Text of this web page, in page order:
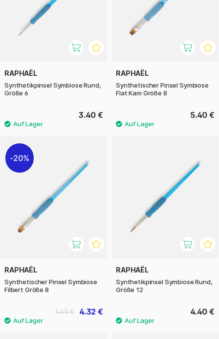
RAPHAËL
Synthetikpinsel Symbiose Rund,
Größe 6
3.40 €
RAPHAËL
Synthetischer Pinsel Symbiose
Flat Kam Größe 8
5.40 €
20%
RAPHAËL
Synthetischer Pinsel Symbiose
Filbert Größe 8
4.32 €
5.40 €
RAPHAËL
Synthetikpinsel Symbiose Rund,
Größe 12
4.40 €